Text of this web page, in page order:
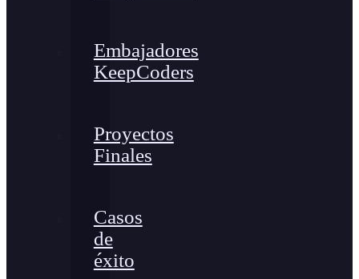
Embajadores
KeepCoders
Proyectos
Finales
Casos
de
éxito